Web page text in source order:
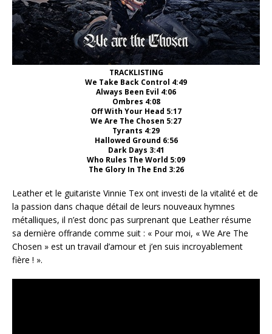
TRACKLISTING
We Take Back Control 4:49
Always Been Evil 4:06
Ombres 4:08
Off With Your Head 5:17
We Are The Chosen 5:27
Tyrants 4:29
Hallowed Ground 6:56
Dark Days 3:41
Who Rules The World 5:09
The Glory In The End 3:26
Leather et le guitariste Vinnie Tex ont investi de la vitalité et de
la passion dans chaque détail de leurs nouveaux hymnes
métalliques, il n’est donc pas surprenant que Leather résume
sa dernière offrande comme suit : « Pour moi, « We Are The
Chosen » est un travail d’amour et j’en suis incroyablement
fière ! ».